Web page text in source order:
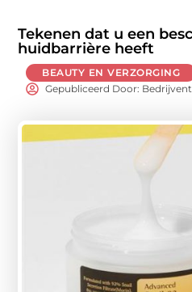
Tekenen dat u een
huidbarrière heeft
BEAUTY EN VERZORGING
Gepubliceerd Door: